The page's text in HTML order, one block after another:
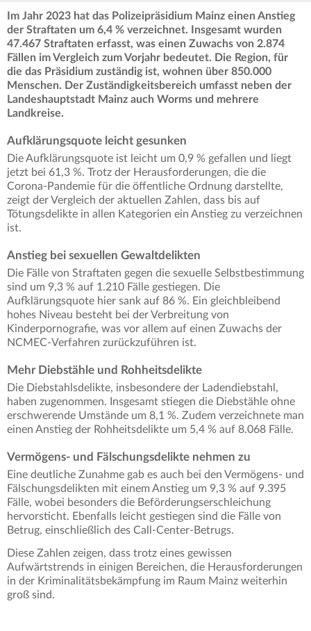
Im Jahr 2023 hat das Polizeipräsidium Mainz einen Anstieg
der Straftaten um 6,4 % verzeichnet. Insgesamt wurden
47.467 Straftaten erfasst, was einen Zuwachs von 2.874
Fällen im Vergleich zum Vorjahr bedeutet. Die Region, für
die das Präsidium zuständig ist, wohnen über 850.000
Menschen. Der Zuständigkeitsbereich umfasst neben der
Landeshauptstadt Mainz auch Worms und mehrere
Landkreise.
Aufklärungsquote leicht gesunken
Die Aufklärungsquote ist leicht um 0,9 % gefallen und liegt
jetzt bei 61,3 %. Trotz der Herausforderungen, die die
Corona-Pandemie für die öffentliche Ordnung darstellte,
zeigt der Vergleich der aktuellen Zahlen, dass bis auf
Tötungsdelikte in allen Kategorien ein Anstieg zu verzeichnen
ist.
Anstieg bei sexuellen Gewaltdelikten
Die Fälle von Straftaten gegen die sexuelle Selbstbestimmung
sind um 9,3 % auf 1.210 Fälle gestiegen. Die
Aufklärungsquote hier sank auf 86 %. Ein gleichbleibend
hohes Niveau besteht bei der Verbreitung von
Kinderpornografie, was vor allem auf einen Zuwachs der
NCMEC-Verfahren zurückzuführen ist.
Mehr Diebstähle und Rohheitsdelikte
Die Diebstahlsdelikte, insbesondere der Ladendiebstahl,
haben zugenommen. Insgesamt stiegen die Diebstähle ohne
erschwerende Umstände um 8,1 %. Zudem verzeichnete man
einen Anstieg der Rohheitsdelikte um 5,4 % auf 8.068 Fälle.
Vermögens- und Fälschungsdelikte nehmen zu
Eine deutliche Zunahme gab es auch bei den Vermögens- und
Fälschungsdelikten mit einem Anstieg um 9,3 % auf 9.395
Fälle, wobei besonders die Beförderungserschleichung
hervorsticht. Ebenfalls leicht gestiegen sind die Fälle von
Betrug, einschließlich des Call-Center-Betrugs.
Diese Zahlen zeigen, dass trotz eines gewissen
Aufwärtstrends in einigen Bereichen, die Herausforderungen
in der Kriminalitätsbekämpfung im Raum Mainz weiterhin
groß sind.